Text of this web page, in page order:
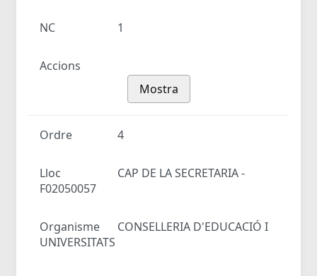
NC 1
Accions
Mostra
Ordre 4
Lloc
CAP DE LA SECRETARIA -
F02050057
Organisme
CONSELLERIA D'EDUCACIÓ I
UNIVERSITATS